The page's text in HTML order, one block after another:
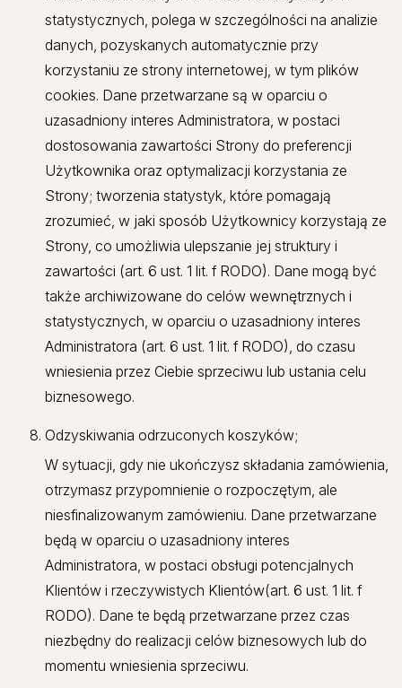
statystycznych, polega w szczególności na analizie
danych, pozyskanych automatycznie przy
korzystaniu ze strony internetowej, w tym plików
cookies. Dane przetwarzane są w oparciu o
uzasadniony interes Administratora, w postaci
dostosowania zawartości Strony do preferencji
Użytkownika oraz optymalizacji korzystania ze
Strony; tworzenia statystyk, które pomagają
zrozumieć, w jaki sposób Użytkownicy korzystają ze
Strony, co umożliwia ulepszanie jej struktury i
zawartości (art. 6 ust. 1 lit. f RODO). Dane mogą być
także archiwizowane do celów wewnętrznych i
statystycznych, w oparciu o uzasadniony interes
Administratora (art. 6 ust. 1 lit. f RODO), do czasu
wniesienia przez Ciebie sprzeciwu lub ustania celu
biznesowego.
Odzyskiwania odrzuconych koszyków;
W sytuacji, gdy nie ukończysz składania zamówienia,
otrzymasz przypomnienie o rozpoczętym, ale
niesfinalizowanym zamówieniu. Dane przetwarzane
będą w oparciu o uzasadniony interes
Administratora, w postaci obsługi potencjalnych
Klientów i rzeczywistych Klientów(art. 6 ust. 1 lit. f
RODO). Dane te będą przetwarzane przez czas
niezbędny do realizacji celów biznesowych lub do
momentu wniesienia sprzeciwu.